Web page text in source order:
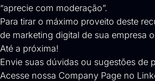
“aprecie com moderação”.
Para tirar o máximo proveito deste
de marketing digital de sua empresa
Até a próxima!
Envie suas dúvidas ou sugestões de
Acesse nossa Company Page no